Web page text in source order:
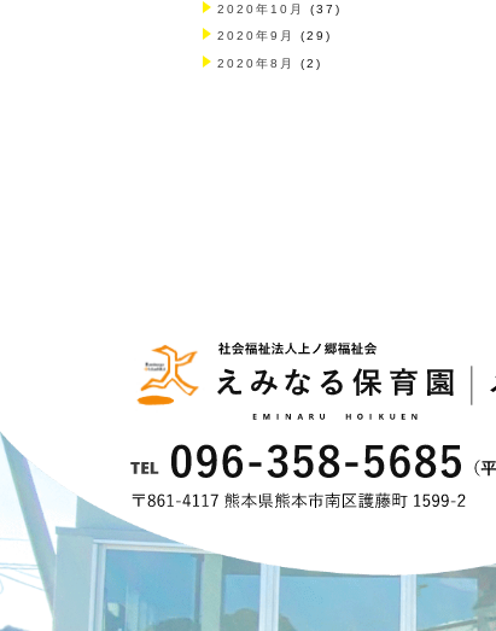
2020年10月 (37)
2020年9月 (29)
2020年8月 (2)